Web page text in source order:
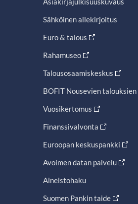
Sähköinen allekirjoitus
Euro & talous
Rahamuseo
Talousosaamiskeskus
BOFIT Nousevien
Vuosikertomus
Finanssivalvonta
Euroopan keskuspankki
Avoimen datan palvelu
Aineistohaku
Suomen Pankin taide